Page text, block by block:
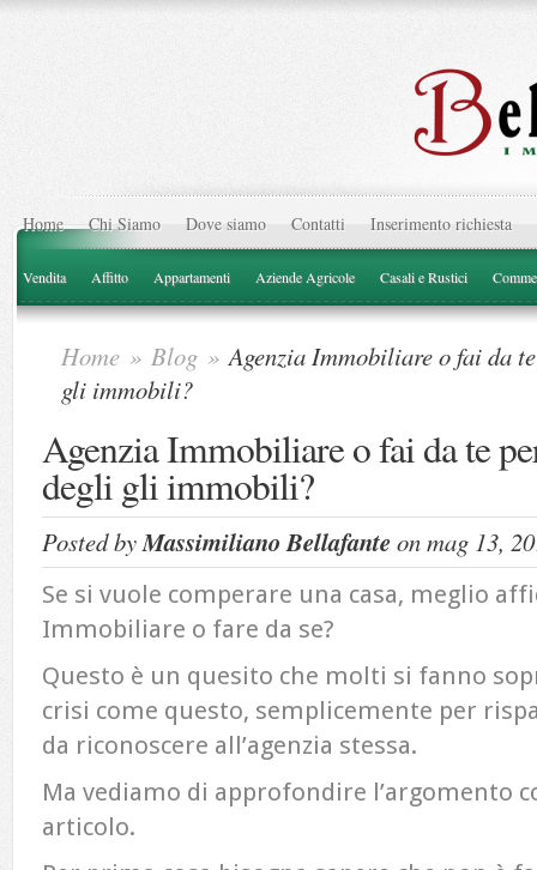
Home Chi Siamo Dove siamo Contatti Inserimento richiesta
Vendita Affitto Appartamenti Aziende Agricole Casali e Rustici
Home » Blog » Agenzia Immobiliare o fai da
gli immobili?
Agenzia Immobiliare o fai da te
degli gli immobili?
Posted byMassimiliano Bellafanteon mag 13,
Se si vuole comperare una casa, meglio
Immobiliare o fare da se?
Questo è un quesito che molti si fanno
crisi come questo, semplicemente per
da riconoscere all’agenzia stessa.
Ma vediamo di approfondire l’argomento
articolo.